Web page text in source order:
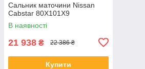
Сальник маточини Nissan
Cabstar 80X101X9
В наявності
21 938 ₴ 22 386 ₴
Купити